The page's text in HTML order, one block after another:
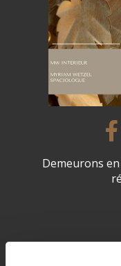
Demeurons